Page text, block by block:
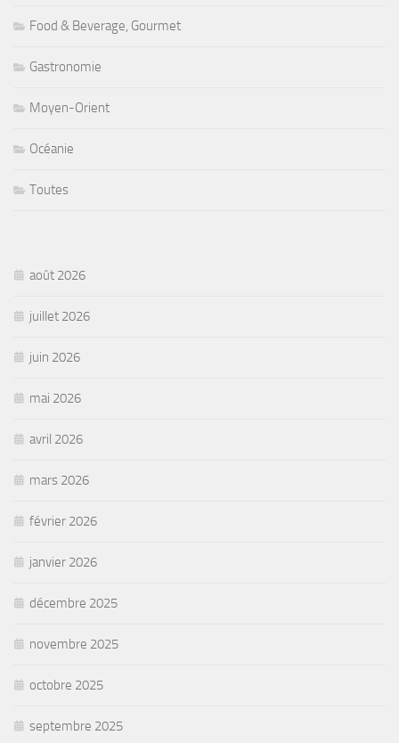
Food & Beverage, Gourmet
Gastronomie
Moyen-Orient
Océanie
Toutes
août 2026
juillet 2026
juin 2026
mai 2026
avril 2026
mars 2026
février 2026
janvier 2026
décembre 2025
novembre 2025
octobre 2025
septembre 2025